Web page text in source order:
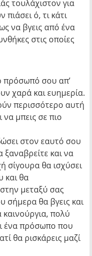
τουλάχιστον για
πιάσει ό, τι κάτι
να βγεις από ένα
στις οποίες
πρόσωπό σου απ’
χαρά και ευημερία.
περισσότερο αυτή
να μπεις σε πιο
στον εαυτό σου
ξαναβρείτε και να
σίγουρα θα ισχύσει
και θα
μεταξύ σας
σήμερα θα βγεις και
καινούργια, πολύ
ένα πρόσωπο που
θα ρισκάρεις μαζί